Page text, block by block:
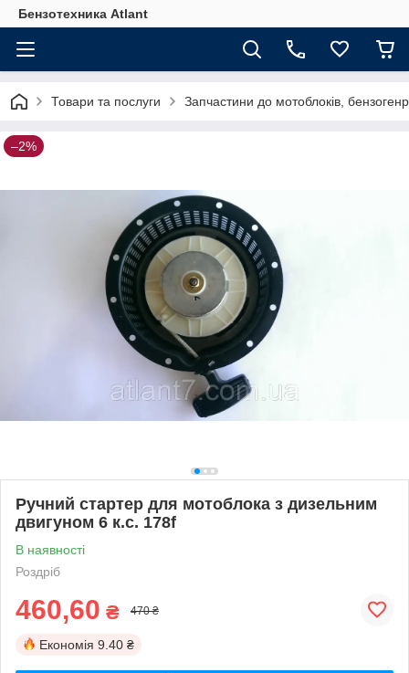
Бензотехника Atlant
Товари та послуги Запчастини до мотоблоків,
–2%
Ручний стартер для мотоблока з дизельним
двигуном 6 к.с. 178f
В наявності
Роздріб
460,60 ₴ 470 ₴
Економія 9.40 ₴